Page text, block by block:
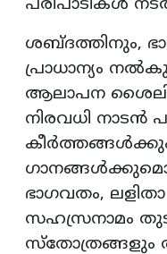
പരിപാടികൾ
ശബ്ദത്തിനും,
പ്രാധാന്യം
ആലാപന
നിരവധി നാടൻ
ഭാഗവതം,
സഹസ്രനാമം
സ്തോത്രങ്ങളും